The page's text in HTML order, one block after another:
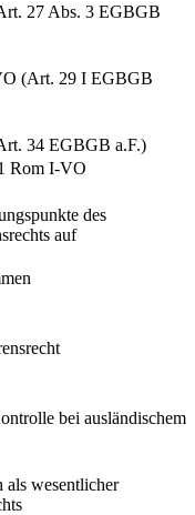
27 Abs. 3 EGBGB
(Art. 29 I EGBGB
34 EGBGB a.F.)
Rom I-VO
des
auf
bei ausländischem
als wesentlicher